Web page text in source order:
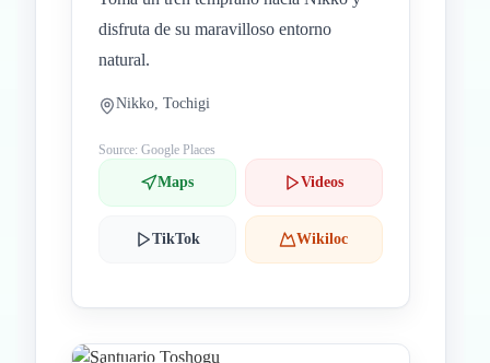
disfruta de su maravilloso entorno
natural.
Nikko, Tochigi
Source: Google Places
Maps Videos
TikTok Wikiloc